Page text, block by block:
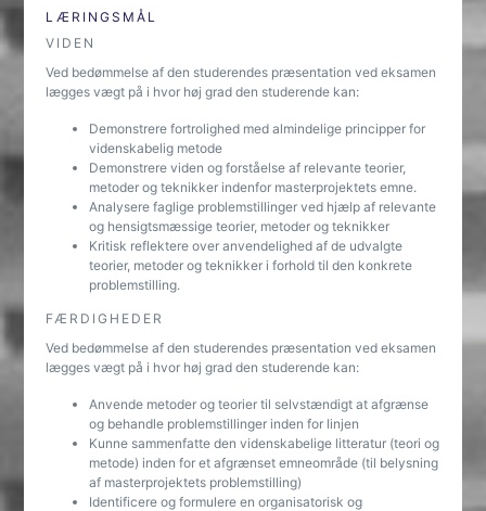
LÆRINGSMÅL
VIDEN
Ved bedømmelse af den studerendes præsentation ved eksamen
lægges vægt på i hvor høj grad den studerende kan:
Demonstrere fortrolighed med almindelige principper for
videnskabelig metode
Demonstrere viden og forståelse af relevante teorier,
metoder og teknikker indenfor masterprojektets emne.
Analysere faglige problemstillinger ved hjælp af relevante
og hensigtsmæssige teorier, metoder og teknikker
Kritisk reflektere over anvendelighed af de udvalgte
teorier, metoder og teknikker i forhold til den konkrete
problemstilling.
FÆRDIGHEDER
Ved bedømmelse af den studerendes præsentation ved eksamen
lægges vægt på i hvor høj grad den studerende kan:
Anvende metoder og teorier til selvstændigt at afgrænse
og behandle problemstillinger inden for linjen
Kunne sammenfatte den videnskabelige litteratur (teori og
metode) inden for et afgrænset emneområde (til belysning
af masterprojektets problemstilling)
Identificere og formulere en organisatorisk og